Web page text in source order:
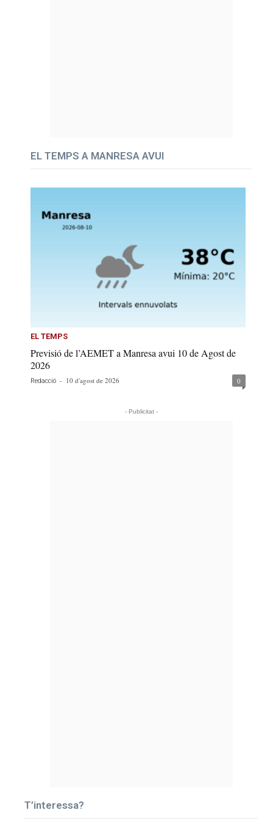
EL TEMPS A MANRESA AVUI
EL TEMPS
Previsió de l’AEMET a Manresa avui 10 de Agost de
2026
Redacció - 10 d'agost de 2026 0
- Publicitat -
T’interessa?